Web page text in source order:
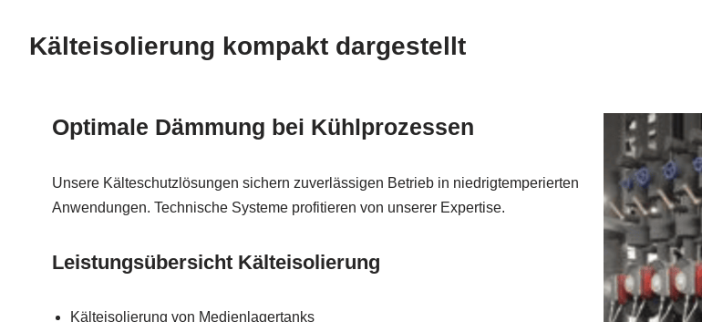
Kälteisolierung kompakt dargestellt
Optimale Dämmung bei Kühlprozessen
Unsere Kälteschutzlösungen sichern zuverlässigen Betrieb in niedrigtemperierten
Anwendungen. Technische Systeme profitieren von unserer Expertise.
Leistungsübersicht Kälteisolierung
Kälteisolierung von Medienlagertanks